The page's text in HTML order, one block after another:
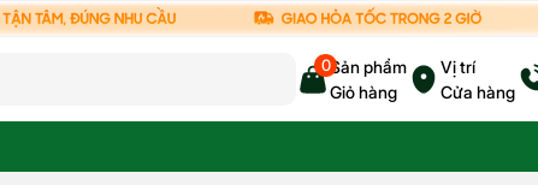
0Sản phẩm
Giỏ hàng
Vị trí
Cửa hàng